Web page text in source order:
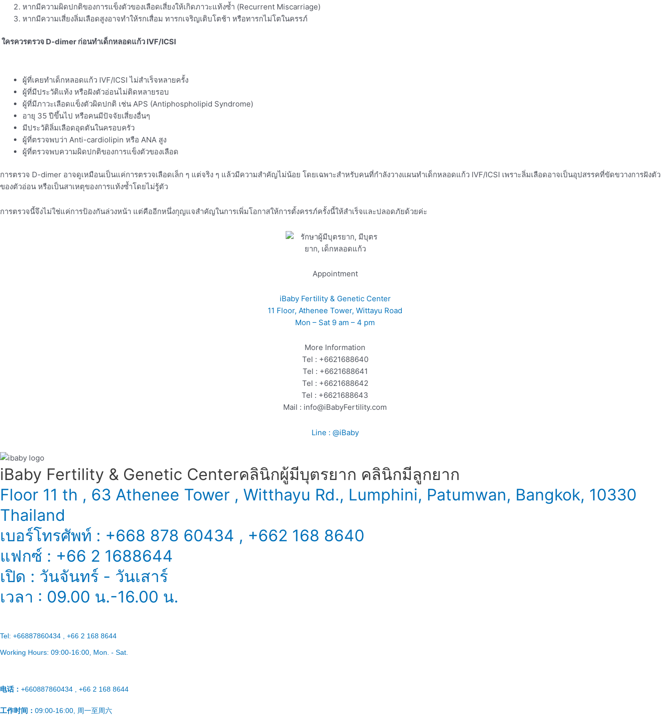
หากมีความผิดปกติของการแข็งตัวของเลือดเสี่ยงให้เกิดภาวะแท้งซ้ำ (Recurrent Miscarriage)
หากมีความเสี่ยงลิ่มเลือดสูงอาจทำให้รกเสื่อม ทารกเจริญเติบโตช้า หรือทารกไม่โตในครรภ์
ใครควรตรวจ D-dimer ก่อนทำเด็กหลอดแก้ว IVF/ICSI
ผู้ที่เคยทำเด็กหลอดแก้ว IVF/ICSI ไม่สำเร็จหลายครั้ง
ผู้ที่มีประวัติแท้ง หรือฝังตัวอ่อนไม่ติดหลายรอบ
ผู้ที่มีภาวะเลือดแข็งตัวผิดปกติ เช่น APS (Antiphospholipid Syndrome)
อายุ 35 ปีขึ้นไป หรือคนมีปัจจัยเสี่ยงอื่นๆ
มีประวัติลิ่มเลือดอุดตันในครอบครัว
ผู้ที่ตรวจพบว่า Anti-cardiolipin หรือ ANA สูง
ผู้ที่ตรวจพบความผิดปกติของการแข็งตัวของเลือด
การตรวจ D-dimer อาจดูเหมือนเป็นแค่การตรวจเลือดเล็ก ๆ แต่จริง ๆ แล้วมีความสำคัญไม่น้อย โดยเฉพาะสำหรับคนที่กำลังวางแผนทำเด็กหลอดแก้ว IVF/ICSI เพราะลิ่มเลือดอาจเป็นอุปสรรคที่ขัดขวางการฝังตัว
ของตัวอ่อน หรือเป็นสาเหตุของการแท้งซ้ำโดยไม่รู้ตัว
การตรวจนี้จึงไม่ใช่แค่การป้องกันล่วงหน้า แต่คืออีกหนึ่งกุญแจสำคัญในการเพิ่มโอกาสให้การตั้งครรภ์ครั้งนี้ให้สำเร็จและปลอดภัยด้วยค่ะ
Appointment
iBaby Fertility & Genetic Center
11 Floor, Athenee Tower, Wittayu Road
Mon – Sat 9 am – 4 pm
More Information
Tel : +6621688640
Tel : +6621688641
Tel : +6621688642
Tel : +6621688643
Mail : info@iBabyFertility.com
Line : @iBaby
iBaby Fertility & Genetic Center​ คลินิกผู้มีบุตรยาก คลินิกมีลูกยาก
Floor 11 th , 63 Athenee Tower , Witthayu Rd., Lumphini, Patumwan, Bangkok, 10330
Thailand
เบอร์โทรศัพท์ : +668 878 60434 , +662 168 8640
แฟกซ์ : +66 2 1688644
เปิด : วันจันทร์ - วันเสาร์
เวลา : 09.00 น.-16.00 น.
Tel: +66887860434 , +66 2 168 8644
Working Hours: 09:00-16:00 , Mon. - Sat.
电话： +660887860434 , +66 2 168 8644
工作时间： 09:00-16:00, 周一至周六